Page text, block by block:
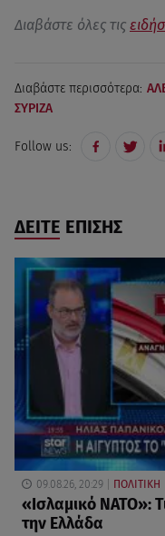
Διαβάστε όλες τις
Διαβάστε περισσότερα:
ΣΥΡΙΖΑ
Follow us:
ΔΕΙΤΕ ΕΠΙΣΗΣ
09.08.26, 20:29 ΠΟΛΙΤΙΚΗ
«Ισλαμικό ΝΑΤΟ»:
την Ελλάδα